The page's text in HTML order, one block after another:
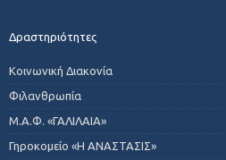
Δραστηριότητες
Κοινωνική Διακονία
Φιλανθρωπία
Μ.Α.Φ. «ΓΑΛΙΛΑΙΑ»
Γηροκομείο «Η ΑΝΑΣΤΑΣΙΣ»